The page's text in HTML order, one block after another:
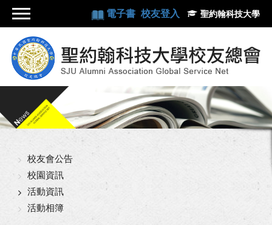
電子書 校友登入 聖約翰科技大學
校友會公告
校園資訊
活動資訊
活動相簿